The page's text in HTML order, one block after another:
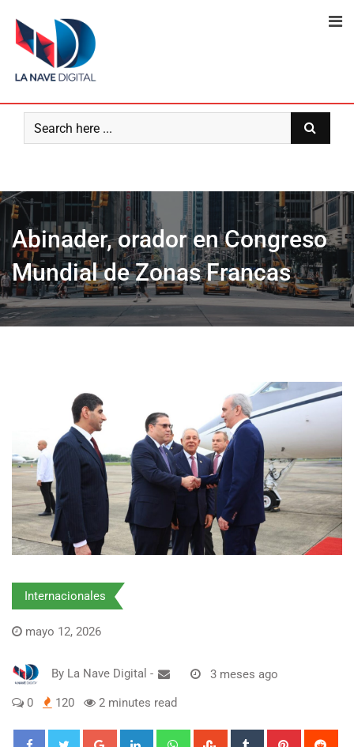
content
Abinader, orador en Congreso
Mundial de Zonas Francas
Internacionales
mayo 12, 2026
By La Nave Digital - 3 meses ago
0 120 2 minutes read
Google+ LinkedIn WhatsappStumbleUpon
Tumblr Pinterest